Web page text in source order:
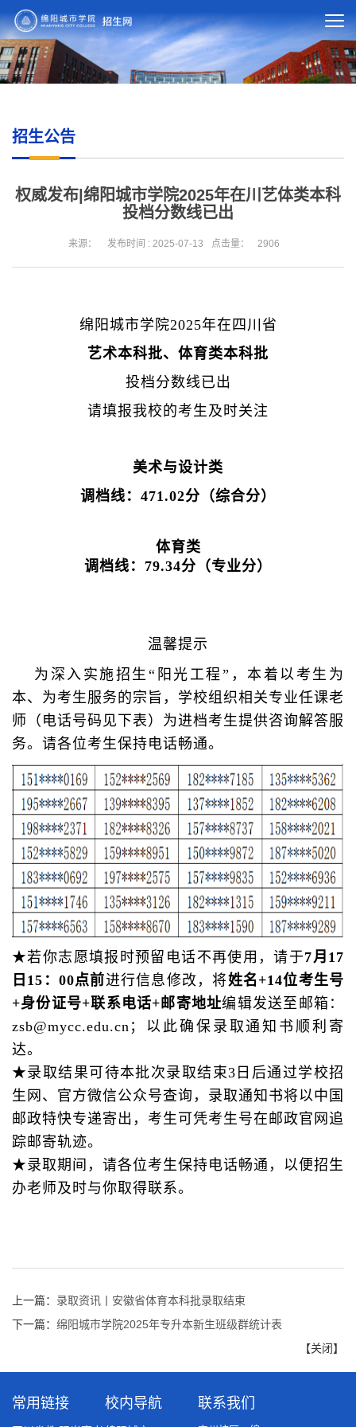
招生公告
权威发布|绵阳城市学院2025年在川艺体类本科
投档分数线已出
来源： 发布时间 : 2025-07-13 点击量： 2906
绵阳城市学院2025年在四川省
艺术本科批、体育类本科批
投档分数线已出
请填报我校的考生及时关注
美术与设计类
调档线：471.02分（综合分）
体育类
调档线：79.34分（专业分）
温馨提示
为深入实施招生“阳光工程”，本着以考生为
本、为考生服务的宗旨，学校组织相关专业任课老
师（电话号码见下表）为进档考生提供咨询解答服
务。请各位考生保持电话畅通。
★若你志愿填报时预留电话不再使用，请于7月17
日15：00点前进行信息修改，将姓名+14位考生号
+身份证号+联系电话+邮寄地址编辑发送至邮箱：
zsb@mycc.edu.cn；以此确保录取通知书顺利寄
达。
★录取结果可待本批次录取结束3日后通过学校招
生网、官方微信公众号查询，录取通知书将以中国
邮政特快专递寄出，考生可凭考生号在邮政官网追
踪邮寄轨迹。
★录取期间，请各位考生保持电话畅通，以便招生
办老师及时与你取得联系。
上一篇： 录取资讯丨安徽省体育本科批录取结束
下一篇： 绵阳城市学院2025年专升本新生班级群统计表
【关闭】
常用链接 校内导航 联系我们